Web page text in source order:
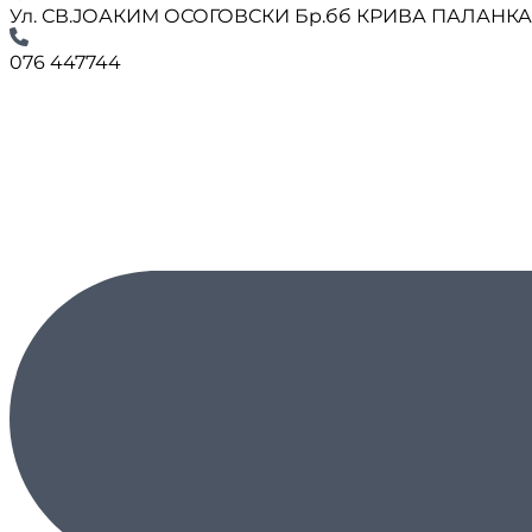
Ул. СВ.ЈОАКИМ ОСОГОВСКИ Бр.бб КРИВА
076 447744